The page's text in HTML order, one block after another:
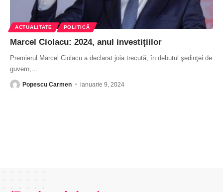
ACTUALITATE POLITICĂ
Marcel Ciolacu: 2024, anul investiţiilor
Premierul Marcel Ciolacu a declarat joia trecută, în debutul şedinţei de
guvern,
Popescu Carmen ianuarie 9, 2024